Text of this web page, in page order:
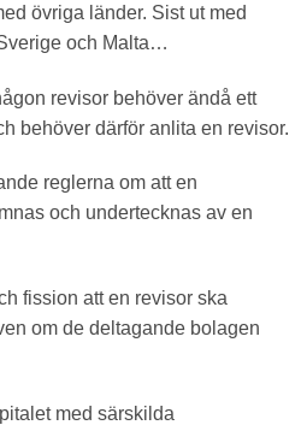
övriga länder. Sist ut med
och Malta…
revisor behöver ändå ett
behöver därför anlita en revisor.
reglerna om att en
och undertecknas av en
fission att en revisor ska
om de deltagande bolagen
med särskilda